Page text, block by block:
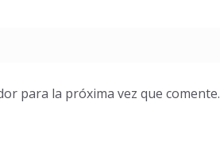
para la próxima vez que comente.